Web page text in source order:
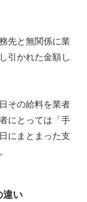
先と無関係に業
引かれた金額し
その給料を業者
にとっては「手
にまとまった支
違い